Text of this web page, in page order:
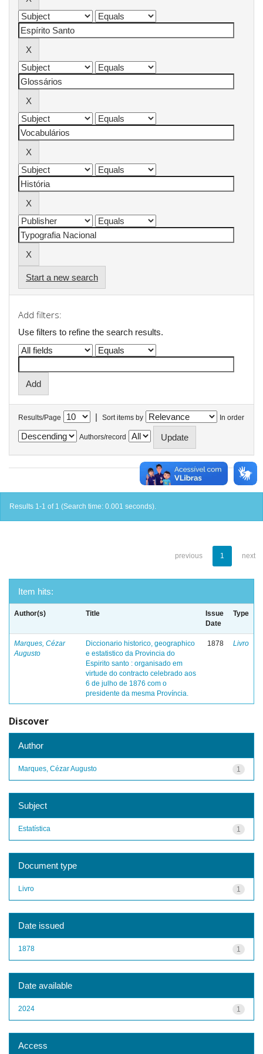
Start a new search
Add filters:
Use filters to refine the search results.
Results/Page | Sort items by In order
Authors/record
Results 1-1 of 1 (Search time: 0.001 seconds).
previous 1 next
Item hits:
Author(s) Title
Issue
Date
Type
Marques, Cézar
Augusto
Diccionario historico, geographico
e estatistico da Provincia do
Espirito santo : organisado em
virtude do contracto celebrado aos
6 de julho de 1876 com o
presidente da mesma Província.
1878 Livro
Discover
Author
1
Marques, Cézar Augusto
Subject
1
Estatística
Document type
1
Livro
Date issued
1
1878
Date available
1
2024
Access